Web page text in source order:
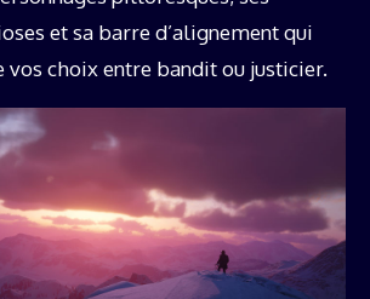
et sa barre d’alignement qui
vos choix entre bandit ou justicier.